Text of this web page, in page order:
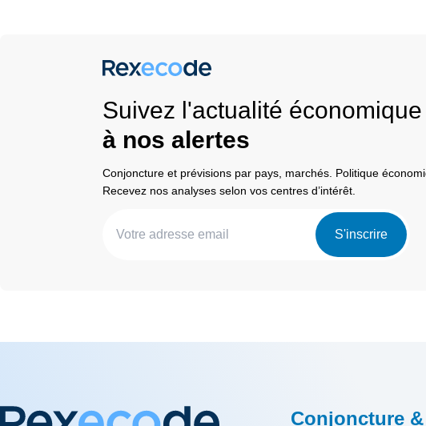
Suivez l'actualité économique
à nos alertes
Conjoncture et prévisions par pays, marchés. Politique
Recevez nos analyses selon vos centres d’intérêt.
S'inscrire
Conjoncture